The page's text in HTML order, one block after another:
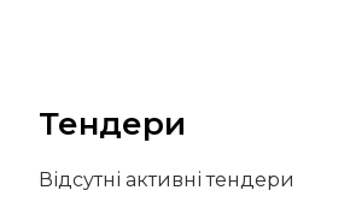
Тендери
Відсутні активні тендери